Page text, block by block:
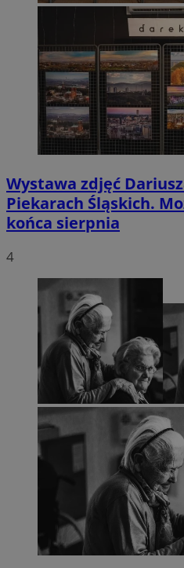
Wystawa zdjęć
Piekarach Śląskich.
końca sierpnia
4